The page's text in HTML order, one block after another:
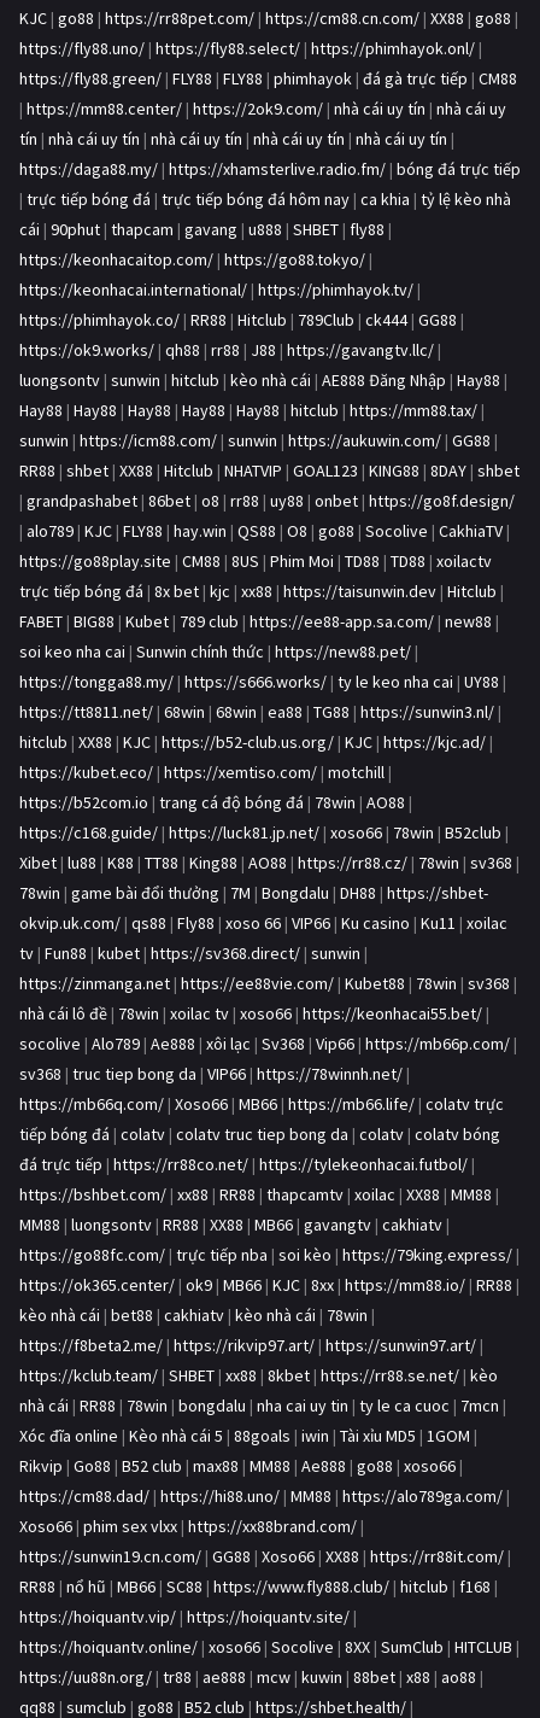
KJC | go88 | https://rr88pet.com/ | https://cm88.cn.com/ | XX88 | go88 |
https://fly88.uno/ | https://fly88.select/ | https://phimhayok.onl/ |
https://fly88.green/ | FLY88 | FLY88 | phimhayok | đá gà trực tiếp | CM88
| https://mm88.center/ | https://2ok9.com/ | nhà cái uy tín | nhà cái uy
tín | nhà cái uy tín | nhà cái uy tín | nhà cái uy tín | nhà cái uy tín |
https://daga88.my/ | https://xhamsterlive.radio.fm/ | bóng đá trực tiếp
| trực tiếp bóng đá | trực tiếp bóng đá hôm nay | ca khia | tỷ lệ kèo nhà
cái | 90phut | thapcam | gavang | u888 | SHBET | fly88 |
https://keonhacaitop.com/ | https://go88.tokyo/ |
https://keonhacai.international/ | https://phimhayok.tv/ |
https://phimhayok.co/ | RR88 | Hitclub | 789Club | ck444| GG88 |
https://ok9.works/ | qh88 | rr88 | J88 | https://gavangtv.llc/ |
luongsontv | sunwin | hitclub | kèo nhà cái | AE888 Đăng Nhập | Hay88 |
Hay88 | Hay88 | Hay88 | Hay88 | Hay88 | hitclub | https://mm88.tax/ |
sunwin | https://icm88.com/ | sunwin | https://aukuwin.com/ | GG88 |
RR88 | shbet | XX88 | Hitclub | NHATVIP | GOAL123 | KING88 | 8DAY | shbet
| grandpashabet | 86bet | o8 | rr88 | uy88 | onbet | https://go8f.design/
| alo789 | KJC | FLY88 | hay.win | QS88 | O8 | go88 | Socolive | CakhiaTV |
https://go88play.site | CM88 | 8US | Phim Moi | TD88 | TD88 | xoilactv
trực tiếp bóng đá | 8x bet | kjc | xx88 | https://taisunwin.dev | Hitclub |
FABET | BIG88 | Kubet | 789 club | https://ee88-app.sa.com/ | new88 |
soi keo nha cai | Sunwin chính thức | https://new88.pet/ |
https://tongga88.my/ | https://s666.works/ | ty le keo nha cai | UY88 |
https://tt8811.net/ | 68win | 68win | ea88 | TG88 | https://sunwin3.nl/ |
hitclub | XX88 | KJC | https://b52-club.us.org/ | KJC | https://kjc.ad/ |
https://kubet.eco/ | https://xemtiso.com/ | motchill |
https://b52com.io | trang cá độ bóng đá | 78win | AO88 |
https://c168.guide/ | https://luck81.jp.net/ | xoso66 | 78win | B52club |
Xibet | lu88 | K88 | TT88 | King88 | AO88 | https://rr88.cz/ | 78win | sv368 |
78win | game bài đổi thưởng | 7M | Bongdalu | DH88 | https://shbet-
okvip.uk.com/ | qs88 | Fly88 | xoso 66 | VIP66 | Ku casino | Ku11 | xoilac
tv | Fun88 | kubet | https://sv368.direct/ | sunwin |
https://zinmanga.net | https://ee88vie.com/ | Kubet88 | 78win | sv368 |
nhà cái lô đề | 78win | xoilac tv | xoso66 | https://keonhacai55.bet/ |
socolive | Alo789 | Ae888 | xôi lạc | Sv368 | Vip66 | https://mb66p.com/ |
sv368 | truc tiep bong da | VIP66 | https://78winnh.net/ |
https://mb66q.com/ | Xoso66 | MB66 | https://mb66.life/ | colatv trực
tiếp bóng đá | colatv | colatv truc tiep bong da | colatv | colatv bóng
đá trực tiếp | https://rr88co.net/ | https://tylekeonhacai.futbol/ |
https://bshbet.com/ | xx88 | RR88 | thapcamtv | xoilac | XX88 | MM88 |
MM88 | luongsontv | RR88 | XX88 | MB66 | gavangtv | cakhiatv |
https://go88fc.com/ | trực tiếp nba | soi kèo | https://79king.express/ |
https://ok365.center/ | ok9 | MB66 | KJC | 8xx | https://mm88.io/ | RR88 |
kèo nhà cái | bet88 | cakhiatv | kèo nhà cái | 78win |
https://f8beta2.me/ | https://rikvip97.art/ | https://sunwin97.art/ |
https://kclub.team/ | SHBET | xx88 | 8kbet | https://rr88.se.net/ | kèo
nhà cái | RR88 | 78win | bongdalu | nha cai uy tin | ty le ca cuoc | 7mcn |
Xóc đĩa online | Kèo nhà cái 5 | 88goals | iwin | Tài xỉu MD5 | 1GOM |
Rikvip | Go88 | B52 club | max88 | MM88 | Ae888 | go88 | xoso66 |
https://cm88.dad/ | https://hi88.uno/ | MM88 | https://alo789ga.com/ |
Xoso66 | phim sex vlxx | https://xx88brand.com/ |
https://sunwin19.cn.com/ | GG88 | Xoso66 | XX88 | https://rr88it.com/ |
RR88 | nổ hũ | MB66 | SC88 | https://www.fly888.club/ | hitclub | f168 |
https://hoiquantv.vip/ | https://hoiquantv.site/ |
https://hoiquantv.online/ | xoso66 | Socolive | 8XX | SumClub | HITCLUB |
https://uu88n.org/ | tr88 | ae888 | mcw | kuwin | 88bet | x88 | ao88 |
qq88 | sumclub | go88 | B52 club | https://shbet.health/ |